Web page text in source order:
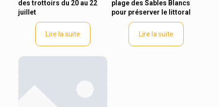
des trottoirs du 20 au 22
juillet
Lire la suite
plage des Sables Blancs
pour préserver le littoral
Lire la suite